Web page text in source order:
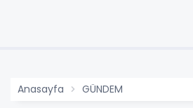
Anasayfa GÜNDEM